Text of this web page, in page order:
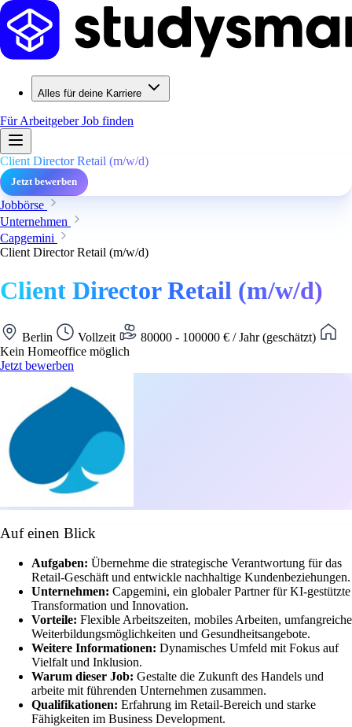
Alles für deine Karriere
Für ArbeitgeberJob finden
Client Director Retail (m/w/d)
Jetzt bewerben
Jobbörse
Unternehmen
Capgemini
Client Director Retail (m/w/d)
Client Director Retail (m/w/d)
Berlin Vollzeit
80000 - 100000 € / Jahr (geschätzt)
Kein Homeoffice möglich
Jetzt bewerben
Auf einen Blick
Aufgaben: Übernehme die strategische Verantwortung für das
Retail-Geschäft und entwickle nachhaltige Kundenbeziehungen.
Unternehmen: Capgemini, ein globaler Partner für KI-gestützte
Transformation und Innovation.
Vorteile: Flexible Arbeitszeiten, mobiles Arbeiten, umfangreiche
Weiterbildungsmöglichkeiten und Gesundheitsangebote.
Weitere Informationen: Dynamisches Umfeld mit Fokus auf
Vielfalt und Inklusion.
Warum dieser Job: Gestalte die Zukunft des Handels und
arbeite mit führenden Unternehmen zusammen.
Qualifikationen: Erfahrung im Retail-Bereich und starke
Fähigkeiten im Business Development.